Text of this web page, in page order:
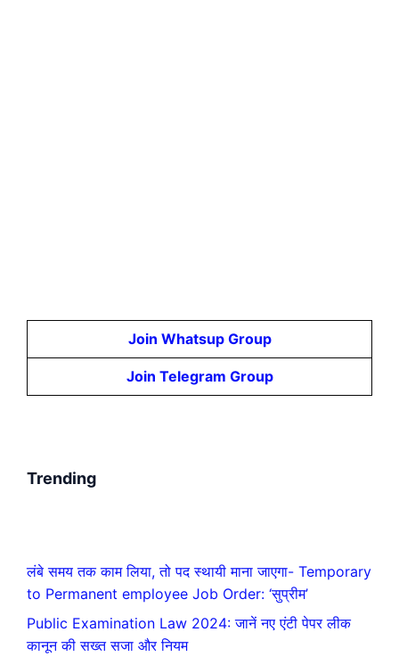
Join Whatsup Group
Join Telegram Group
Trending
लंबे समय तक काम लिया, तो पद स्थायी माना जाएगा- Temporary
to Permanent employee Job Order: ‘सुप्रीम’
Public Examination Law 2024: जानें नए एंटी पेपर लीक
कानून की सख्त सजा और नियम